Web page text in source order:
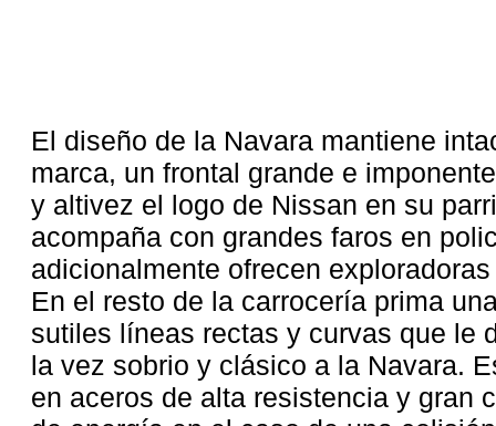
El diseño de la Navara mantiene
marca, un frontal grande e
y altivez el logo de Nissan en su
acompaña con grandes faros en
adicionalmente ofrecen
En el resto de la carrocería prima
sutiles líneas rectas y curvas que le
la vez sobrio y clásico a la Navara.
en aceros de alta resistencia y gran